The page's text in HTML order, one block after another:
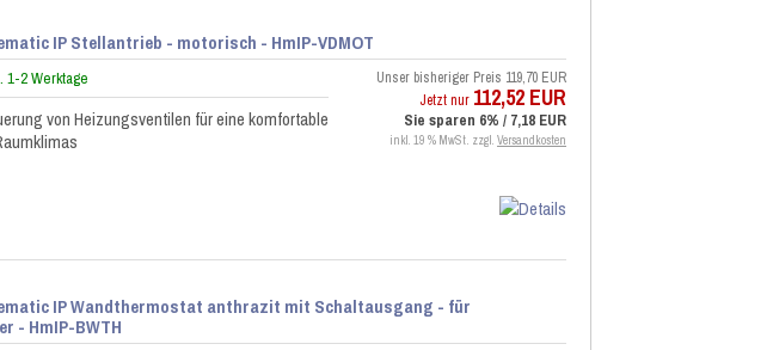
IP Stellantrieb - motorisch - HmIP-VDMOT
1-2 Werktage
von Heizungsventilen für eine komfortable
Unser bisheriger Preis 119,70 EUR
Jetzt nur 112,52 EUR
Sie sparen 6% / 7,18 EUR
inkl. 19 % MwSt. zzgl. Versandkosten
IP Wandthermostat anthrazit mit Schaltausgang - für
- HmIP-BWTH